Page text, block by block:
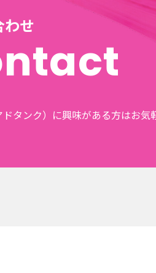
わせ
ドタンク）に興味がある方はお